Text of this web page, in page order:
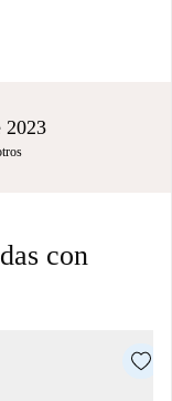
2023
con